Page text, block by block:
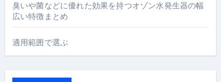
臭いや菌などに優れた効果を持つオゾン水発生器の幅
広い特徴まとめ
適用範囲で選ぶ